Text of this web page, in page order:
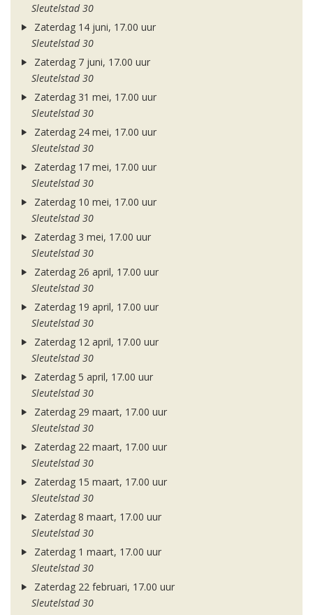
Sleutelstad 30
Zaterdag 14 juni, 17.00 uur
Sleutelstad 30
Zaterdag 7 juni, 17.00 uur
Sleutelstad 30
Zaterdag 31 mei, 17.00 uur
Sleutelstad 30
Zaterdag 24 mei, 17.00 uur
Sleutelstad 30
Zaterdag 17 mei, 17.00 uur
Sleutelstad 30
Zaterdag 10 mei, 17.00 uur
Sleutelstad 30
Zaterdag 3 mei, 17.00 uur
Sleutelstad 30
Zaterdag 26 april, 17.00 uur
Sleutelstad 30
Zaterdag 19 april, 17.00 uur
Sleutelstad 30
Zaterdag 12 april, 17.00 uur
Sleutelstad 30
Zaterdag 5 april, 17.00 uur
Sleutelstad 30
Zaterdag 29 maart, 17.00 uur
Sleutelstad 30
Zaterdag 22 maart, 17.00 uur
Sleutelstad 30
Zaterdag 15 maart, 17.00 uur
Sleutelstad 30
Zaterdag 8 maart, 17.00 uur
Sleutelstad 30
Zaterdag 1 maart, 17.00 uur
Sleutelstad 30
Zaterdag 22 februari, 17.00 uur
Sleutelstad 30